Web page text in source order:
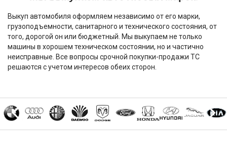
Выкуп автомобиля оформляем независимо от его марки,
грузоподъемности, санитарного и технического состояния, от
того, дорогой он или бюджетный. Мы выкупаем не только
машины в хорошем техническом состоянии, но и частично
неисправные. Все вопросы срочной покупки-продажи ТС
решаются с учетом интересов обеих сторон.